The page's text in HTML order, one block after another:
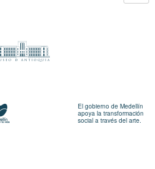
El gobierno de Medellín
apoya la transformación
social a través del arte.